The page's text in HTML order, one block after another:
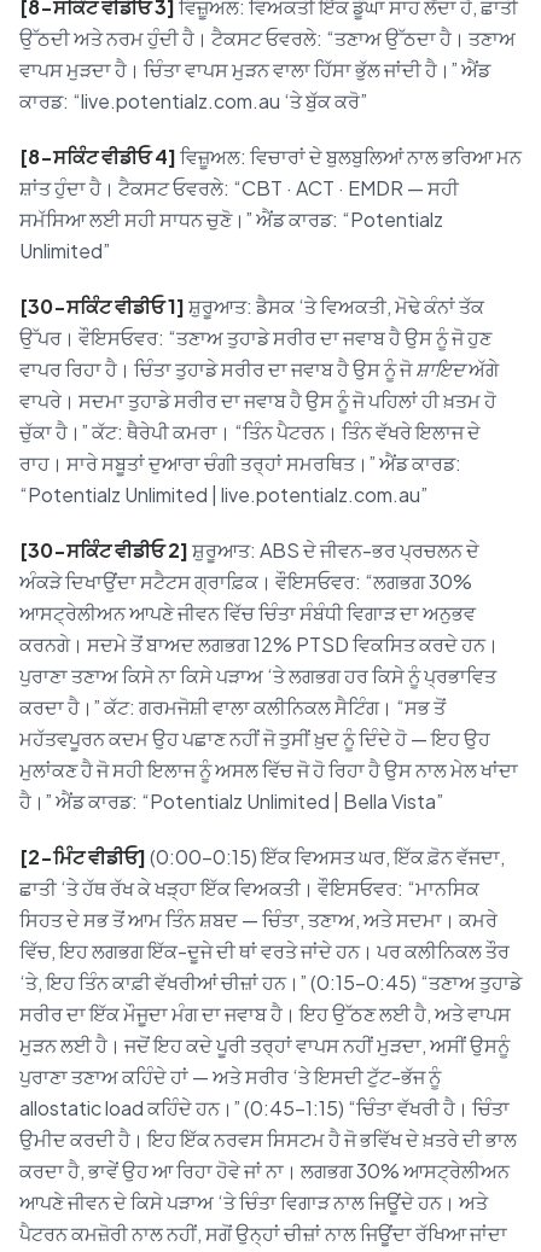
[8-ਸਕਿੰਟ ਵੀਡੀਓ 3]ਵਿਜ਼ੂਅਲ: ਵਿਅਕਤੀ ਇੱਕ ਡੂੰਘਾ ਸਾਹ ਲੈਂਦਾ ਹੈ, ਛਾਤੀ
ਉੱਠਦੀ ਅਤੇ ਨਰਮ ਹੁੰਦੀ ਹੈ। ਟੈਕਸਟ ਓਵਰਲੇ: “ਤਣਾਅ ਉੱਠਦਾ ਹੈ। ਤਣਾਅ
ਵਾਪਸ ਮੁੜਦਾ ਹੈ। ਚਿੰਤਾ ਵਾਪਸ ਮੁੜਨ ਵਾਲਾ ਹਿੱਸਾ ਭੁੱਲ ਜਾਂਦੀ ਹੈ।” ਐਂਡ
ਕਾਰਡ: “live.potentialz.com.au ‘ਤੇ ਬੁੱਕ ਕਰੋ”
[8-ਸਕਿੰਟ ਵੀਡੀਓ 4]ਵਿਜ਼ੂਅਲ: ਵਿਚਾਰਾਂ ਦੇ ਬੁਲਬੁਲਿਆਂ ਨਾਲ ਭਰਿਆ ਮਨ
ਸ਼ਾਂਤ ਹੁੰਦਾ ਹੈ। ਟੈਕਸਟ ਓਵਰਲੇ: “CBT · ACT · EMDR — ਸਹੀ
ਸਮੱਸਿਆ ਲਈ ਸਹੀ ਸਾਧਨ ਚੁਣੋ।” ਐਂਡ ਕਾਰਡ: “Potentialz
Unlimited”
[30-ਸਕਿੰਟ ਵੀਡੀਓ 1]ਸ਼ੁਰੂਆਤ: ਡੈਸਕ ‘ਤੇ ਵਿਅਕਤੀ, ਮੋਢੇ ਕੰਨਾਂ ਤੱਕ
ਉੱਪਰ। ਵੌਇਸਓਵਰ: “ਤਣਾਅ ਤੁਹਾਡੇ ਸਰੀਰ ਦਾ ਜਵਾਬ ਹੈ ਉਸ ਨੂੰ ਜੋ ਹੁਣ
ਵਾਪਰ ਰਿਹਾ ਹੈ। ਚਿੰਤਾ ਤੁਹਾਡੇ ਸਰੀਰ ਦਾ ਜਵਾਬ ਹੈ ਉਸ ਨੂੰ ਜੋਸ਼ਾਇਦਅੱਗੇ
ਵਾਪਰੇ। ਸਦਮਾ ਤੁਹਾਡੇ ਸਰੀਰ ਦਾ ਜਵਾਬ ਹੈ ਉਸ ਨੂੰ ਜੋ ਪਹਿਲਾਂ ਹੀ ਖ਼ਤਮ ਹੋ
ਚੁੱਕਾ ਹੈ।” ਕੱਟ: ਥੈਰੇਪੀ ਕਮਰਾ। “ਤਿੰਨ ਪੈਟਰਨ। ਤਿੰਨ ਵੱਖਰੇ ਇਲਾਜ ਦੇ
ਰਾਹ। ਸਾਰੇ ਸਬੂਤਾਂ ਦੁਆਰਾ ਚੰਗੀ ਤਰ੍ਹਾਂ ਸਮਰਥਿਤ।” ਐਂਡ ਕਾਰਡ:
“Potentialz Unlimited | live.potentialz.com.au”
[30-ਸਕਿੰਟ ਵੀਡੀਓ 2]ਸ਼ੁਰੂਆਤ: ABS ਦੇ ਜੀਵਨ-ਭਰ ਪ੍ਰਚਲਨ ਦੇ
ਅੰਕੜੇ ਦਿਖਾਉਂਦਾ ਸਟੈਟਸ ਗ੍ਰਾਫ਼ਿਕ। ਵੌਇਸਓਵਰ: “ਲਗਭਗ 30%
ਆਸਟ੍ਰੇਲੀਅਨ ਆਪਣੇ ਜੀਵਨ ਵਿੱਚ ਚਿੰਤਾ ਸੰਬੰਧੀ ਵਿਗਾੜ ਦਾ ਅਨੁਭਵ
ਕਰਨਗੇ। ਸਦਮੇ ਤੋਂ ਬਾਅਦ ਲਗਭਗ 12% PTSD ਵਿਕਸਿਤ ਕਰਦੇ ਹਨ।
ਪੁਰਾਣਾ ਤਣਾਅ ਕਿਸੇ ਨਾ ਕਿਸੇ ਪੜਾਅ ‘ਤੇ ਲਗਭਗ ਹਰ ਕਿਸੇ ਨੂੰ ਪ੍ਰਭਾਵਿਤ
ਕਰਦਾ ਹੈ।” ਕੱਟ: ਗਰਮਜੋਸ਼ੀ ਵਾਲਾ ਕਲੀਨਿਕਲ ਸੈਟਿੰਗ। “ਸਭ ਤੋਂ
ਮਹੱਤਵਪੂਰਨ ਕਦਮ ਉਹ ਪਛਾਣ ਨਹੀਂ ਜੋ ਤੁਸੀਂ ਖ਼ੁਦ ਨੂੰ ਦਿੰਦੇ ਹੋ — ਇਹ ਉਹ
ਮੁਲਾਂਕਣ ਹੈ ਜੋ ਸਹੀ ਇਲਾਜ ਨੂੰ ਅਸਲ ਵਿੱਚ ਜੋ ਹੋ ਰਿਹਾ ਹੈ ਉਸ ਨਾਲ ਮੇਲ ਖਾਂਦਾ
ਹੈ।” ਐਂਡ ਕਾਰਡ: “Potentialz Unlimited | Bella Vista”
[2-ਮਿੰਟ ਵੀਡੀਓ](0:00–0:15) ਇੱਕ ਵਿਅਸਤ ਘਰ, ਇੱਕ ਫ਼ੋਨ ਵੱਜਦਾ,
ਛਾਤੀ ‘ਤੇ ਹੱਥ ਰੱਖ ਕੇ ਖੜ੍ਹਾ ਇੱਕ ਵਿਅਕਤੀ। ਵੌਇਸਓਵਰ: “ਮਾਨਸਿਕ
ਸਿਹਤ ਦੇ ਸਭ ਤੋਂ ਆਮ ਤਿੰਨ ਸ਼ਬਦ — ਚਿੰਤਾ, ਤਣਾਅ, ਅਤੇ ਸਦਮਾ। ਕਮਰੇ
ਵਿੱਚ, ਇਹ ਲਗਭਗ ਇੱਕ-ਦੂਜੇ ਦੀ ਥਾਂ ਵਰਤੇ ਜਾਂਦੇ ਹਨ। ਪਰ ਕਲੀਨਿਕਲ ਤੌਰ
‘ਤੇ, ਇਹ ਤਿੰਨ ਕਾਫ਼ੀ ਵੱਖਰੀਆਂ ਚੀਜ਼ਾਂ ਹਨ।” (0:15–0:45) “ਤਣਾਅ ਤੁਹਾਡੇ
ਸਰੀਰ ਦਾ ਇੱਕ ਮੌਜੂਦਾ ਮੰਗ ਦਾ ਜਵਾਬ ਹੈ। ਇਹ ਉੱਠਣ ਲਈ ਹੈ, ਅਤੇ ਵਾਪਸ
ਮੁੜਨ ਲਈ ਹੈ। ਜਦੋਂ ਇਹ ਕਦੇ ਪੂਰੀ ਤਰ੍ਹਾਂ ਵਾਪਸ ਨਹੀਂ ਮੁੜਦਾ, ਅਸੀਂ ਉਸਨੂੰ
ਪੁਰਾਣਾ ਤਣਾਅ ਕਹਿੰਦੇ ਹਾਂ — ਅਤੇ ਸਰੀਰ ‘ਤੇ ਇਸਦੀ ਟੁੱਟ-ਭੱਜ ਨੂੰ
allostatic load ਕਹਿੰਦੇ ਹਨ।” (0:45–1:15) “ਚਿੰਤਾ ਵੱਖਰੀ ਹੈ। ਚਿੰਤਾ
ਉਮੀਦ ਕਰਦੀ ਹੈ। ਇਹ ਇੱਕ ਨਰਵਸ ਸਿਸਟਮ ਹੈ ਜੋ ਭਵਿੱਖ ਦੇ ਖ਼ਤਰੇ ਦੀ ਭਾਲ
ਕਰਦਾ ਹੈ, ਭਾਵੇਂ ਉਹ ਆ ਰਿਹਾ ਹੋਵੇ ਜਾਂ ਨਾ। ਲਗਭਗ 30% ਆਸਟ੍ਰੇਲੀਅਨ
ਆਪਣੇ ਜੀਵਨ ਦੇ ਕਿਸੇ ਪੜਾਅ ‘ਤੇ ਚਿੰਤਾ ਵਿਗਾੜ ਨਾਲ ਜਿਊਂਦੇ ਹਨ। ਅਤੇ
ਪੈਟਰਨ ਕਮਜ਼ੋਰੀ ਨਾਲ ਨਹੀਂ, ਸਗੋਂ ਉਨ੍ਹਾਂ ਚੀਜ਼ਾਂ ਨਾਲ ਜਿਊਂਦਾ ਰੱਖਿਆ ਜਾਂਦਾ